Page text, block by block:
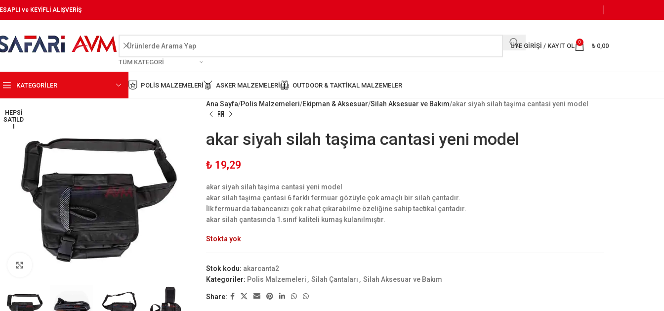
ve KEYİFLİ ALIŞVERİŞ
TÜM KATEGORI
ÜYE GIRIŞI / KAYIT OL
0
₺ 0,00
KATEGORİLER POLIS MALZEMELERI ASKER MALZEMELERI OUTDOOR & TAKTIKAL MALZEMELER
HEPSI
SATILD
I
Ana Sayfa Polis Malzemeleri Ekipman & Aksesuar Silah Aksesuar ve Bakım akar siyah silah taşima cantasi yeni model
akar siyah silah taşima cantasi yeni model
₺ 19,29
akar siyah silah taşima cantasi yeni model
akar silah taşima çantasi 6 farklı fermuar gözüyle çok amaçlı bir silah çantadır.
İlk fermuarda tabancanızı çok rahat çıkarabilme özeliğine sahip tactikal çantadır.
akar silah çantasında 1.sınıf kaliteli kumaş kulanılmıştır.
Stokta yok
Stok kodu: akarcanta2
Kategoriler: Polis Malzemeleri , Silah Çantaları , Silah Aksesuar ve Bakım
Share: